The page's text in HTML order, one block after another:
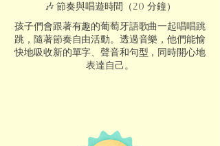
🎶 節奏與唱遊時間（20 分鐘）
孩子們會跟著有趣的葡萄牙語歌曲一起唱唱跳
跳，隨著節奏自由活動。透過音樂，他們能愉
快地吸收新的單字、聲音和句型，同時開心地
表達自己。